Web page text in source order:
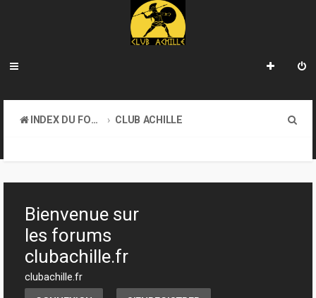
INDEX DU FORUM
CLUB ACHILLE
h
Bienvenue sur
les forums
clubachille.fr
clubachille.fr